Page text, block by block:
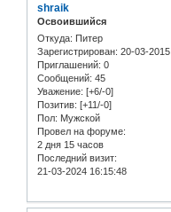
shraik
Освоившийся
Откуда: Питер
Зарегистрирован: 20-03-2015
Приглашений: 0
Сообщений: 45
Уважение: [+6/-0]
Позитив: [+11/-0]
Пол: Мужской
Провел на форуме:
2 дня 15 часов
Последний визит:
21-03-2024 16:15:48